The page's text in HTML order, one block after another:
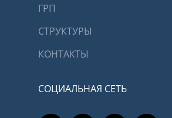
ГРП
СТРУКТУРЫ
КОНТАКТЫ
СОЦИАЛЬНАЯ СЕТЬ